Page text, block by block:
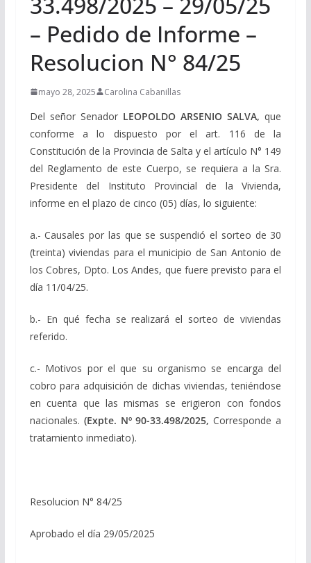
– Pedido de Informe –
Resolucion N° 84/25
mayo 28, 2025 Carolina Cabanillas
Del señor Senador LEOPOLDO ARSENIO SALVA, que
conforme a lo dispuesto por el art. 116 de la
Constitución de la Provincia de Salta y el artículo N° 149
del Reglamento de este Cuerpo, se requiera a la Sra.
Presidente del Instituto Provincial de la Vivienda,
informe en el plazo de cinco (05) días, lo siguiente:
a.- Causales por las que se suspendió el sorteo de 30
(treinta) viviendas para el municipio de San Antonio de
los Cobres, Dpto. Los Andes, que fuere previsto para el
día 11/04/25.
b.- En qué fecha se realizará el sorteo de viviendas
referido.
c.- Motivos por el que su organismo se encarga del
cobro para adquisición de dichas viviendas, teniéndose
en cuenta que las mismas se erigieron con fondos
nacionales. (Expte. Nº 90-33.498/2025,Corresponde a
tratamiento inmediato).
Resolucion N° 84/25
Aprobado el día 29/05/2025